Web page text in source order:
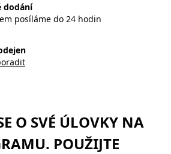
dodání
posíláme do 24 hodin
O SVÉ ÚLOVKY NA
POUŽIJTE